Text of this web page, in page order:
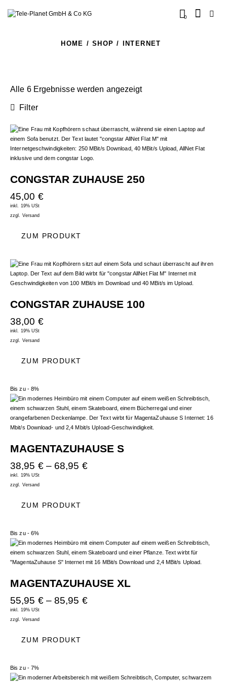
0
HOME SHOP INTERNET
Alle 6 Ergebnisse werden angezeigt
Filter
CONGSTAR ZUHAUSE 250
45,00 €
inkl. 19% USt
zzgl. Versand
ZUM PRODUKT
CONGSTAR ZUHAUSE 100
38,00 €
inkl. 19% USt
zzgl. Versand
ZUM PRODUKT
Bis zu- 8%
MAGENTAZUHAUSE S
38,95 € – 68,95 €
inkl. 19% USt
zzgl. Versand
ZUM PRODUKT
Bis zu- 6%
MAGENTAZUHAUSE XL
55,95 € –85,95 €
inkl. 19% USt
zzgl. Versand
ZUM PRODUKT
Bis zu- 7%